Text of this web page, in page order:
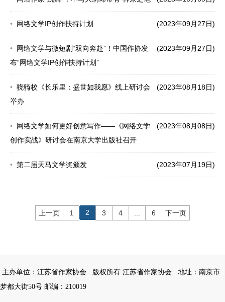
(2023年09月27日)
网络文学IP创作扶持计划
(2023年09月27日)
网络文学与微短剧“双向奔赴”！中国作协发
布“网络文学IP创作扶持计划”
(2023年08月18日)
骁骑校《长乐里：盛世如我愿》线上研讨会
举办
(2023年08月08日)
网络文学如何更好创意写作——《网络文学
创作实战》研讨会在南京大学出版社召开
(2023年07月19日)
第二届天马文学奖颁发
上一页 1 2 3 4 6 下一页
主办单位：江苏省作家协会 版权所有 江苏省作家协会
地址：南京市
梦都大街50号 邮编：210019